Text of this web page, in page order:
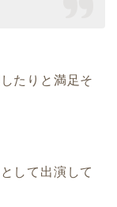
たりと満足そ
して出演して